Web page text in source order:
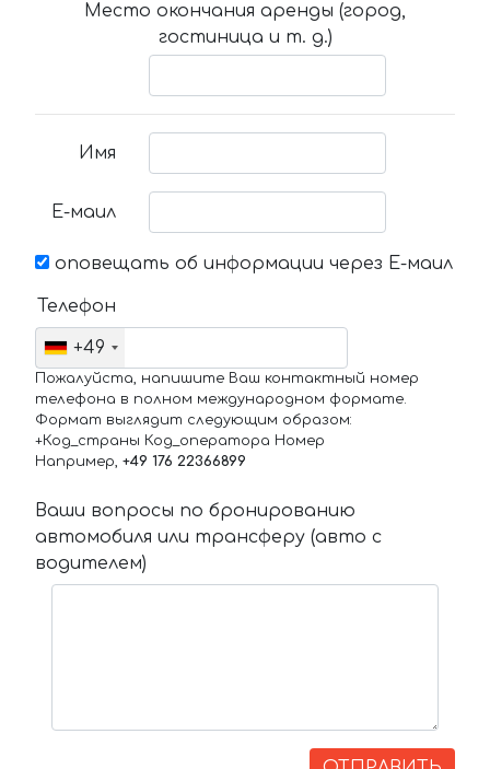
Место окончания аренды (город,
гостиница и т. д.)
Имя
Е-маил
оповещать об информации через Е-маил
Телефон
+49
Пожалуйста, напишите Ваш контактный номер
телефона в полном международном формате.
Формат выглядит следующим образом:
+Код_страны Код_оператора Номер
Например, +49 176 22366899
Ваши вопросы по бронированию
автомобиля или трансферу (авто с
водителем)